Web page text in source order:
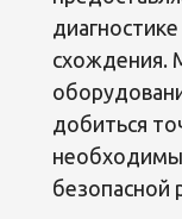
схождения.
добиться
безопасной